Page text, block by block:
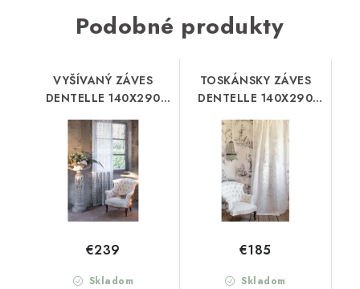
Podobné produkty
VYŠÍVANÝ ZÁVES
DENTELLE 140X290
BLANC MARICLO
(A38718)
Skladom
€239
TOSKÁNSKY ZÁVES
DENTELLE 140X290
BLANC MARICLO
(A38706)
Skladom
€185